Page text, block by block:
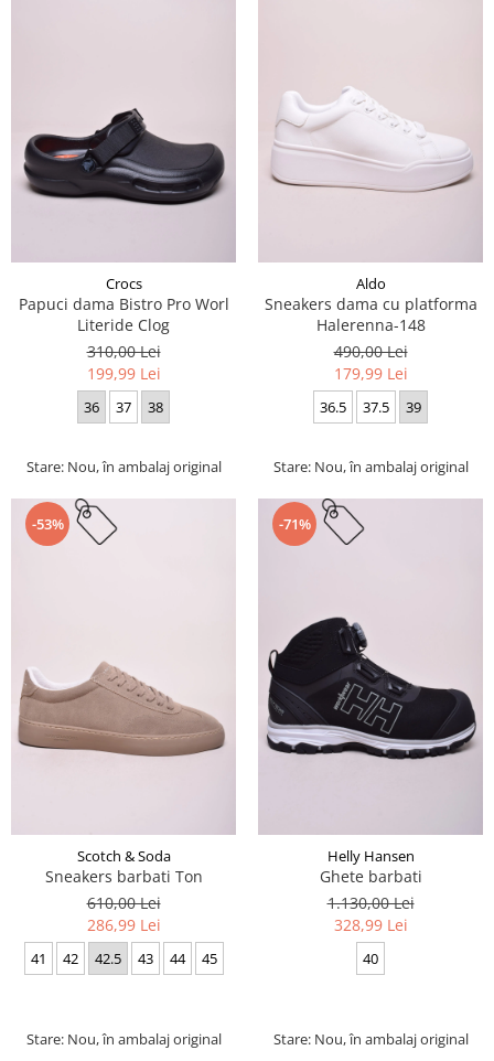
Crocs
Papuci dama Bistro Pro Worl
Literide Clog
310,00 Lei
199,99 Lei
36 37 38
Stare: Nou, în ambalaj original
Aldo
Sneakers dama cu platforma
Halerenna-148
490,00 Lei
179,99 Lei
36.5 37.5 39
Stare: Nou, în ambalaj original
-53%
Scotch & Soda
Sneakers barbati Ton
610,00 Lei
286,99 Lei
41 42 42.5 43 44 45
Stare: Nou, în ambalaj original
-71%
Helly Hansen
Ghete barbati
1.130,00 Lei
328,99 Lei
40
Stare: Nou, în ambalaj original